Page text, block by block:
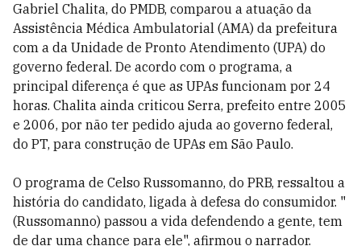
Gabriel Chalita, do PMDB, comparou a atuação da
Assistência Médica Ambulatorial (AMA) da prefeitura
com a da Unidade de Pronto Atendimento (UPA) do
governo federal. De acordo com o programa, a
principal diferença é que as UPAs funcionam por 24
horas. Chalita ainda criticou Serra, prefeito entre 2005
e 2006, por não ter pedido ajuda ao governo federal,
do PT, para construção de UPAs em São Paulo.
O programa de Celso Russomanno, do PRB, ressaltou a
história do candidato, ligada à defesa do consumidor. "
(Russomanno) passou a vida defendendo a gente, tem
de dar uma chance para ele", afirmou o narrador.